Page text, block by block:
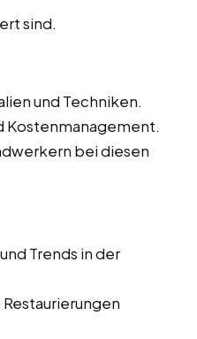
sind.
und Techniken.
Kostenmanagement.
bei diesen
Trends in der